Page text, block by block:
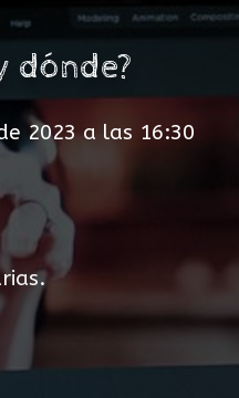
dónde?
2023 a las 16:30